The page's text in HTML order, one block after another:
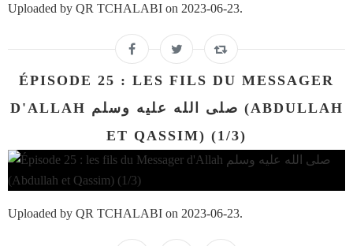
Uploaded by QR TCHALABI on 2023-06-23.
ÉPISODE 25 : LES FILS DU MESSAGER
D'ALLAH صلى الله عليه وسلم (ABDULLAH
ET QASSIM) (1/3)
Uploaded by QR TCHALABI on 2023-06-23.